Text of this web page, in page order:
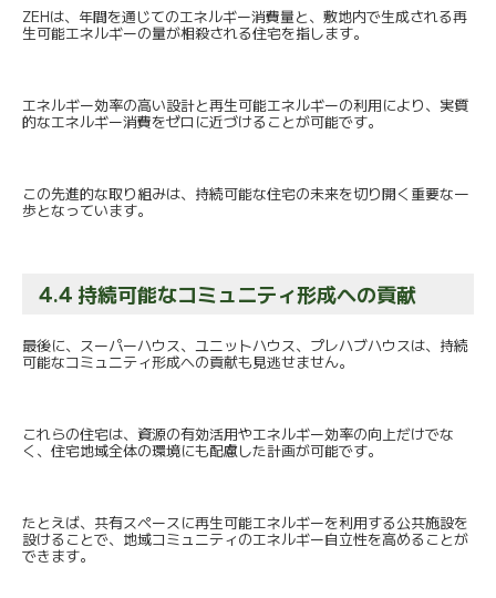
ZEHは、年間を通じてのエネルギー消費量と、 敷地内で生成される再
生可能エネルギーの量が相殺される住宅を指します。
エネルギー効率の高い設計と再生可能エネルギーの利用により、 実質
的なエネルギー消費をゼロに近づけることが可能です。
この先進的な取り組みは、 持続可能な住宅の未来を切り開く重要な一
歩となっています。
4.4 持続可能なコミュニティ形成への貢献
最後に、スーパーハウス、ユニットハウス、プレハブハウスは、 持続
可能なコミュニティ形成への貢献も見逃せません。
これらの住宅は、 資源の有効活用やエネルギー効率の向上だけでな
く、 住宅地域全体の環境にも配慮した計画が可能です。
たとえば、 共有スペースに再生可能エネルギーを利用する公共施設を
設けることで、 地域コミュニティのエネルギー自立性を高めることが
できます。